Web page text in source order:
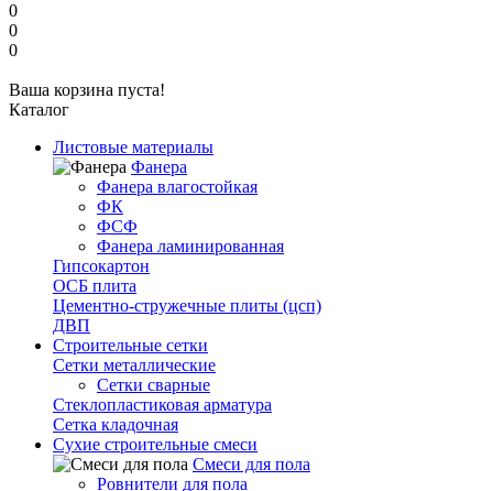
0
0
0
Ваша корзина пуста!
Каталог
Листовые материалы
Фанера
Фанера влагостойкая
ФК
ФСФ
Фанера ламинированная
Гипсокартон
ОСБ плита
Цементно-стружечные плиты (цсп)
ДВП
Строительные сетки
Сетки металлические
Сетки сварные
Стеклопластиковая арматура
Сетка кладочная
Сухие строительные смеси
Смеси для пола
Ровнители для пола